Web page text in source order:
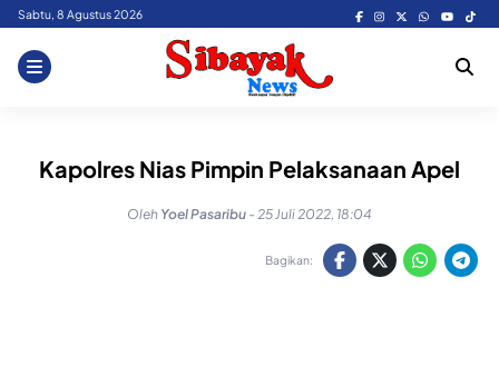
Skip
content
Sabtu, 8 Agustus 2026
Kapolres Nias Pimpin Pelaksanaan Apel
Oleh Yoel Pasaribu - 25 Juli 2022, 18:04
Bagikan: